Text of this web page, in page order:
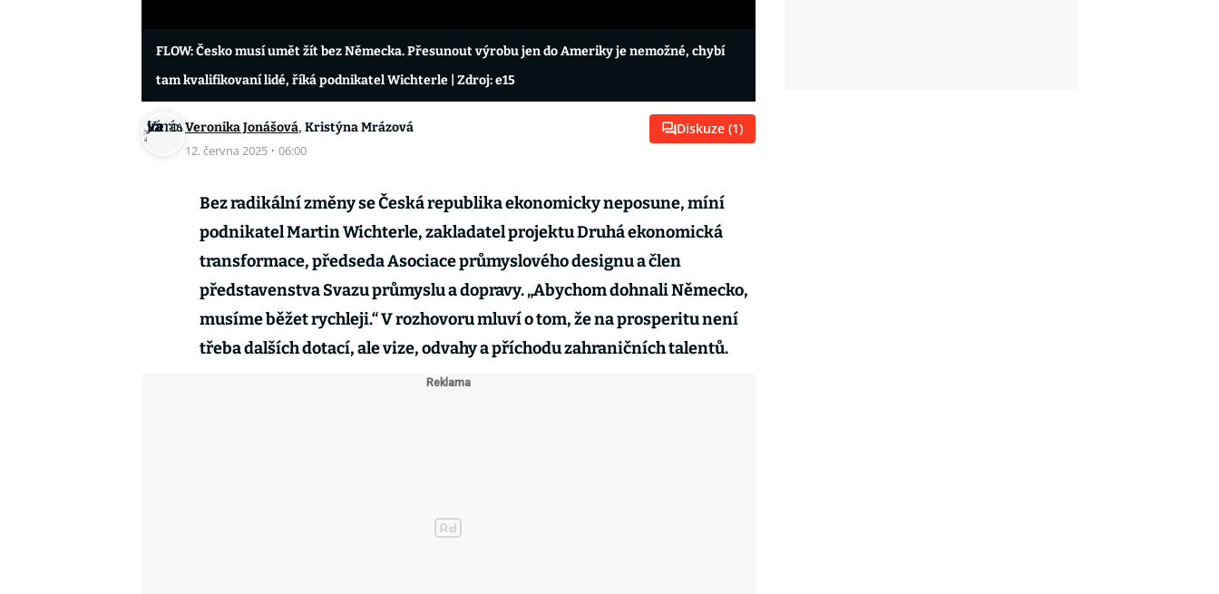
FLOW: Česko musí umět žít bez Německa. Přesunout výrobu jen do Ameriky je nemožné, chybí
tam kvalifikovaní lidé, říká podnikatel Wichterle | Zdroj: e15
Veronika Jonášová, Kristýna Mrázová
12. června 2025 · 06:00
Diskuze (1)
Bez radikální změny se Česká republika ekonomicky neposune, míní
podnikatel Martin Wichterle, zakladatel projektu Druhá ekonomická
transformace, předseda Asociace průmyslového designu a člen
představenstva Svazu průmyslu a dopravy. „Abychom dohnali Německo,
musíme běžet rychleji.“ V rozhovoru mluví o tom, že na prosperitu není
třeba dalších dotací, ale vize, odvahy a příchodu zahraničních talentů.